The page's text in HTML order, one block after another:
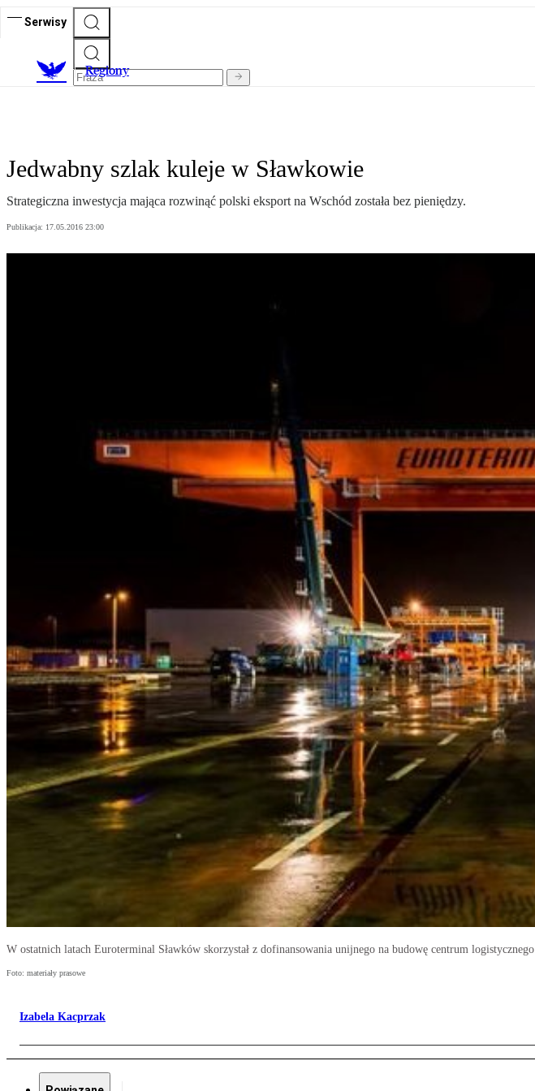
Serwisy
Regiony
Jedwabny szlak kuleje w Sławkowie
Strategiczna inwestycja mająca rozwinąć polski eksport na Wschód została bez pieniędzy.
Publikacja: 17.05.2016 23:00
W ostatnich latach Euroterminal Sławków skorzystał z dofinansowania unijnego na budowę centrum logistycznego
Foto: materiały prasowe
Izabela Kacprzak